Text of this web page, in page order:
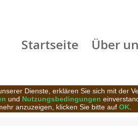
Startseite Über
Dienste, erklären Sie sich mit der
und Nutzungsbedingungen
anzuzeigen, klicken Sie bitte auf OK